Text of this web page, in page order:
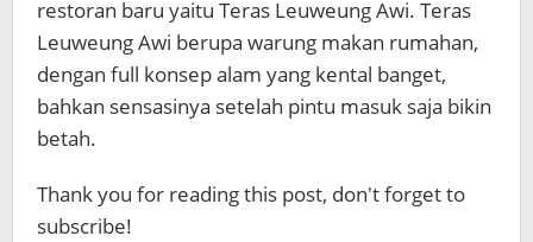
restoran baru yaitu Teras Leuweung Awi. Teras
Leuweung Awi berupa warung makan rumahan,
dengan full konsep alam yang kental banget,
bahkan sensasinya setelah pintu masuk saja bikin
betah.
Thank you for reading this post, don't forget to
subscribe!